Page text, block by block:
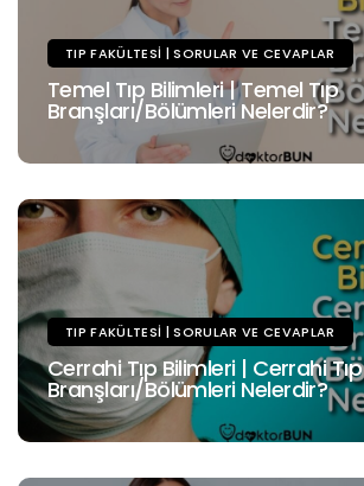
TIP FAKÜLTESI | SORULAR VE CEVAPLAR
Temel Tıp Bilimleri | Temel Tıp
Branşları/Bölümleri Nelerdir?
TIP FAKÜLTESI | SORULAR VE CEVAPLAR
Cerrahi Tıp Bilimleri | Cerrahi Tıp
Branşları/Bölümleri Nelerdir?